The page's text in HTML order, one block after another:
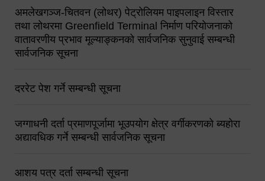
अमलेखगञ्ज-चितवन (लोथर) पेट्रोलियम पाइपलाइन विस्तार
तथा लोथरमा Greenfield Terminal निर्माण परियोजनाको
वातावरणीय प्रभाव मूल्याङ्कनको सार्वजनिक सुनुवाई सम्बन्धी
सार्वजनिक सूचना
दररेट पेश गर्ने सम्बन्धी सूचना
जग्गाधनी दर्ता प्रमाणपूर्जामा भूउपयोग क्षेत्र वर्गीकरणको ब्यहोरा
अद्यावधिक गर्ने सम्बन्धी सार्वजनिक सूचना
आशय पत्र दर्ता सम्बन्धी सूचना